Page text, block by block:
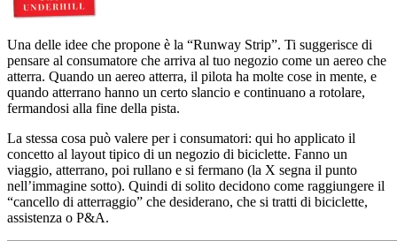
Una delle idee che propone è la “Runway Strip”. Ti suggerisce di
pensare al consumatore che arriva al tuo negozio come un aereo che
atterra. Quando un aereo atterra, il pilota ha molte cose in mente, e
quando atterrano hanno un certo slancio e continuano a rotolare,
fermandosi alla fine della pista.
La stessa cosa può valere per i consumatori: qui ho applicato il
concetto al layout tipico di un negozio di biciclette. Fanno un
viaggio, atterrano, poi rullano e si fermano (la X segna il punto
nell’immagine sotto). Quindi di solito decidono come raggiungere il
“cancello di atterraggio” che desiderano, che si tratti di biciclette,
assistenza o P&A.